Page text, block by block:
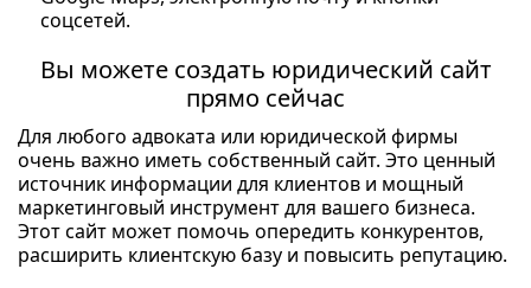
соцсетей.
Вы можете создать юридический сайт
прямо сейчас
Для любого адвоката или юридической фирмы
очень важно иметь собственный сайт. Это ценный
источник информации для клиентов и мощный
маркетинговый инструмент для вашего бизнеса.
Этот сайт может помочь опередить конкурентов,
расширить клиентскую базу и повысить репутацию.